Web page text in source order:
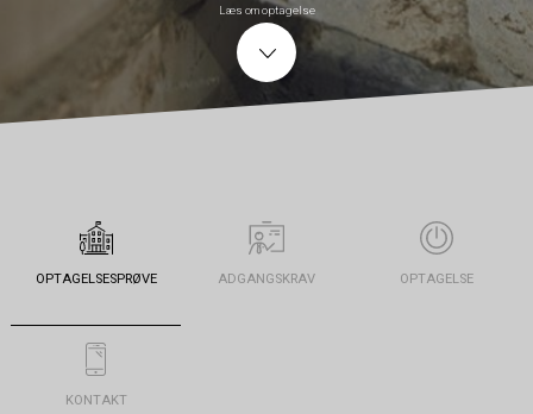
Læs om optagelse
OPTAGELSESPRØVE ADGANGSKRAV OPTAGELSE
KONTAKT